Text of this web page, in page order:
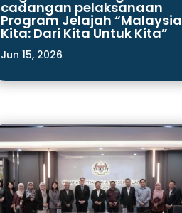
cadangan pelaksanaan
Program Jelajah “Malaysia
Kita: Dari Kita Untuk Kita”
Jun 15, 2026